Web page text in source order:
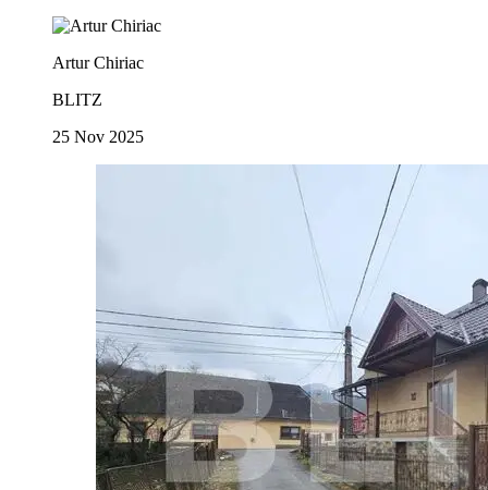
Artur Chiriac
BLITZ
25 Nov 2025